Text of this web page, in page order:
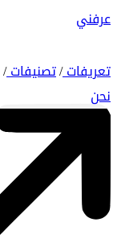
عرفني
تعريفات/ تصنيفات/
نحن